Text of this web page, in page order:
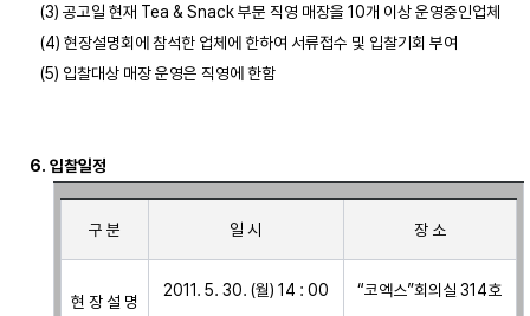
   (3) 공고일 현재 Tea & Snack 부문 직영 매장을 10개 이상 운영중인업체
   (4) 현장설명회에 참석한 업체에 한하여 서류접수 및 입찰기회 부여
   (5) 입찰대상 매장 운영은 직영에 한함
6. 입찰일정
구 분 일 시 장 소
현 장 설 명
2011. 5. 30. (월) 14 : 00 “코엑스”회의실 314호